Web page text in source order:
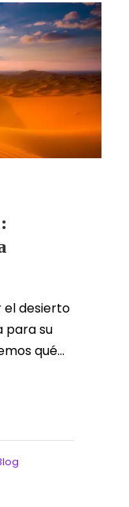
el desierto
para su
qué...